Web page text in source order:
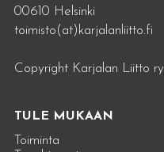
00610 Helsinki
toimisto(at)karjalanliitto.fi
Copyright Karjalan Liitto ry
TULE MUKAAN
Toiminta